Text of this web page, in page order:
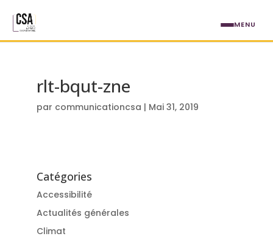
rlt-bqut-zne
par communicationcsa | Mai 31, 2019
Catégories
Accessibilité
Actualités générales
Climat
MENU